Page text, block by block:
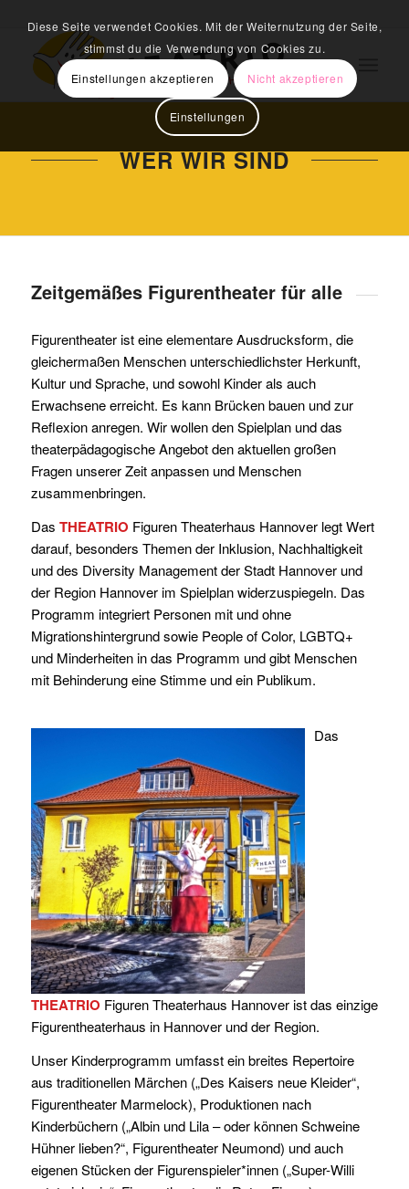
WER WIR SIND
Zeitgemäßes Figurentheater für alle
Figurentheater ist eine elementare Ausdrucksform, die
gleichermaßen Menschen unterschiedlichster Herkunft,
Kultur und Sprache, und sowohl Kinder als auch
Erwachsene erreicht. Es kann Brücken bauen und zur
Reflexion anregen. Wir wollen den Spielplan und das
theaterpädagogische Angebot den aktuellen großen
Fragen unserer Zeit anpassen und Menschen
zusammenbringen.
Das THEATRIO Figuren Theaterhaus Hannover legt Wert
darauf, besonders Themen der Inklusion, Nachhaltigkeit
und des Diversity Management der Stadt Hannover und
der Region Hannover im Spielplan widerzuspiegeln. Das
Programm integriert Personen mit und ohne
Migrationshintergrund sowie People of Color, LGBTQ+
und Minderheiten in das Programm und gibt Menschen
mit Behinderung eine Stimme und ein Publikum.
Das
THEATRIO Figuren Theaterhaus Hannover ist das einzige
Figurentheaterhaus in Hannover und der Region.
Unser Kinderprogramm umfasst ein breites Repertoire
aus traditionellen Märchen („Des Kaisers neue Kleider“,
Figurentheater Marmelock), Produktionen nach
Kinderbüchern („Albin und Lila – oder können Schweine
Hühner lieben?“, Figurentheater Neumond) und auch
eigenen Stücken der Figurenspieler*innen („Super-Willi
Diese Seite verwendet Cookies. Mit der Weiternutzung der Seite,
stimmst du die Verwendung von Cookies zu.
Einstellungen akzeptieren
Nicht akzeptieren
Einstellungen